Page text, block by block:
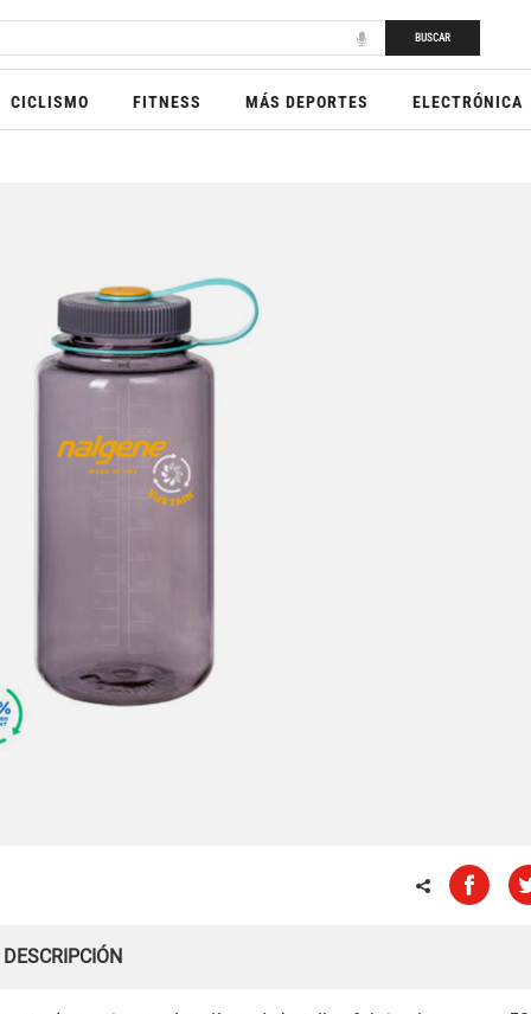
BUSCAR
CICLISMO FITNESS MÁS DEPORTES ELECTRÓNICA
DESCRIPCIÓN